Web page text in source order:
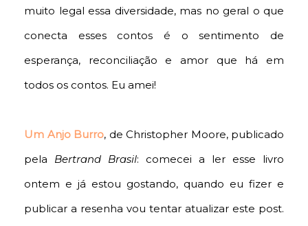
muito legal essa diversidade, mas no geral o que
conecta esses contos é o sentimento de
esperança, reconciliação e amor que há em
todos os contos. Eu amei!
Um Anjo Burro, de Christopher Moore, publicado
pela Bertrand Brasil: comecei a ler esse livro
ontem e já estou gostando, quando eu fizer e
publicar a resenha vou tentar atualizar este post.